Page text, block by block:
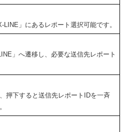
LINE」にあるレポート選択可能です。
」へ遷移し、必要な送信先レポート
押下すると送信先レポートIDを一斉